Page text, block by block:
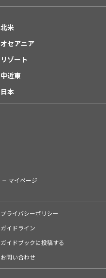
北米
オセアニア
リゾート
中近東
日本
マイページ
プライバシーポリシー
ガイドライン
ガイドブックに投稿する
お問い合わせ